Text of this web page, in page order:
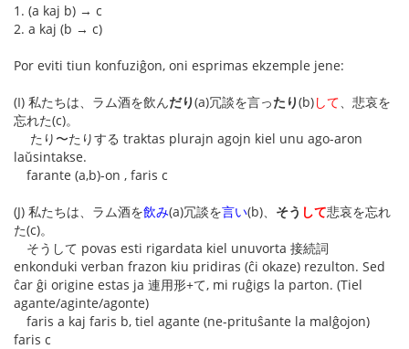
1. (a kaj b) → c
2. a kaj (b → c)
Por eviti tiun konfuziĝon, oni esprimas ekzemple jene:
(I) 私たちは、ラム酒を飲んだり(a)冗談を言ったり(b)して 、悲哀を
忘れた(c)。
たり〜たりする traktas plurajn agojn kiel unu ago-aron
laŭsintakse.
farante (a,b)-on , faris c
(J) 私たちは、ラム酒を飲み(a)冗談を言い(b)、 そう して悲哀を忘れ
た(c)。
そうして povas esti rigardata kiel unuvorta 接続詞
enkonduki verban frazon kiu pridiras (ĉi okaze) rezulton. Sed
ĉar ĝi origine estas ja 連用形+て, mi ruĝigs la parton. (Tiel
agante/aginte/agonte)
faris a kaj faris b, tiel agante (ne-prituŝante la malĝojon)
faris c